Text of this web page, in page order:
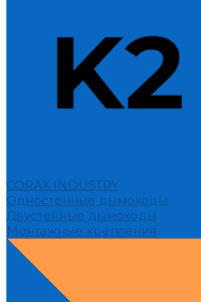
CORAX INDUSTRY
Одностенные дымоходы
Двустенные дымоходы
Монтажные крепления